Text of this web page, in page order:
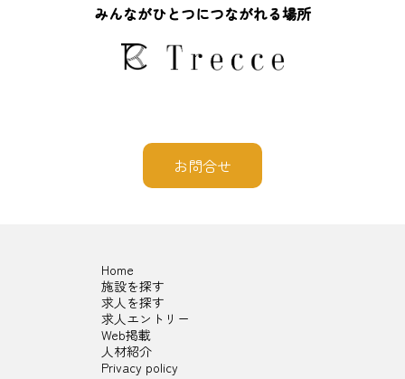
みんながひとつにつながれる場所
お問合せ
Home
施設を探す
求人を探す
求人エントリー
Web掲載
人材紹介
Privacy policy